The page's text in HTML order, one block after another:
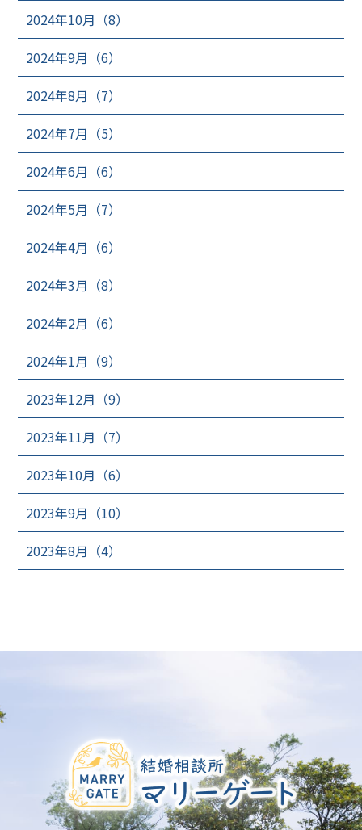
2024年10月（8）
2024年9月（6）
2024年8月（7）
2024年7月（5）
2024年6月（6）
2024年5月（7）
2024年4月（6）
2024年3月（8）
2024年2月（6）
2024年1月（9）
2023年12月（9）
2023年11月（7）
2023年10月（6）
2023年9月（10）
2023年8月（4）